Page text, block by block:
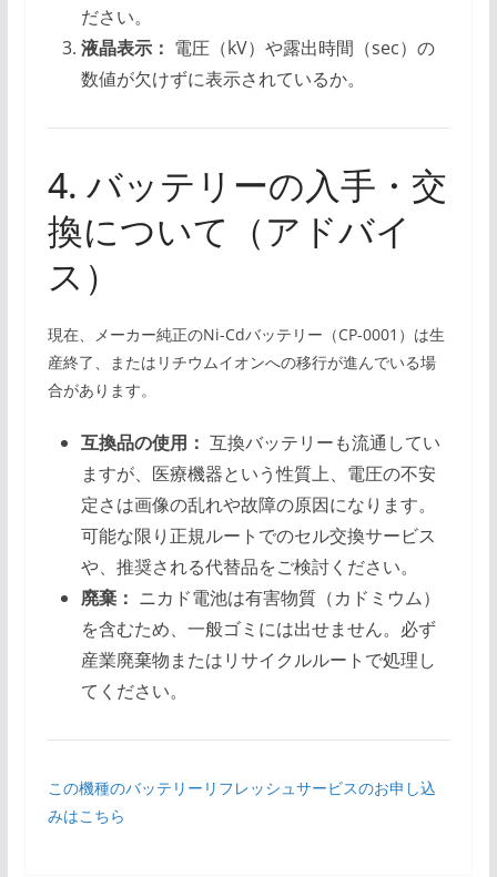
ださい。
液晶表示： 電圧（kV）や露出時間（sec）の
数値が欠けずに表示されているか。
4. バッテリーの入手・交
換について（アドバイ
ス）
現在、メーカー純正のNi-Cdバッテリー（CP-0001）は生
産終了、またはリチウムイオンへの移行が進んでいる場
合があります。
互換品の使用： 互換バッテリーも流通してい
ますが、医療機器という性質上、電圧の不安
定さは画像の乱れや故障の原因になります。
可能な限り正規ルートでのセル交換サービス
や、推奨される代替品をご検討ください。
廃棄： ニカド電池は有害物質（カドミウム）
を含むため、一般ゴミには出せません。必ず
産業廃棄物またはリサイクルルートで処理し
てください。
この機種のバッテリーリフレッシュサービスのお申し込
みはこちら